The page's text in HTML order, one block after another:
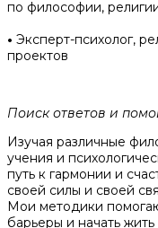
по философии,
• Эксперт-психолог,
проектов
Поиск ответов и
Изучая различные
учения и
путь к гармонии и
своей силы и своей
Мои методики
барьеры и начать